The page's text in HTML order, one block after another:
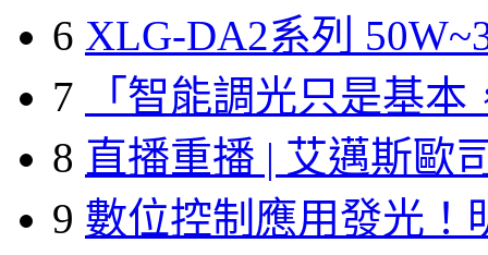
6 XLG-DA2系列
7
「智能調光只是基本
8 直播重播 | 艾邁斯歐
9 數位控制應用發光！